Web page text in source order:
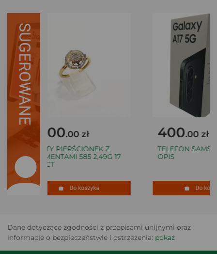
SUGEROWANE
2200.00 zł
ZŁOTY PIERŚCIONEK Z
DIAMENTAMI 585 2,49G 17
0,20CT
Do koszyka
400.00 zł
TELEFON
OPIS
Do
Dane dotyczące zgodności z przepisami unijnymi oraz
informacje o bezpieczeństwie i ostrzeżenia: pokaż